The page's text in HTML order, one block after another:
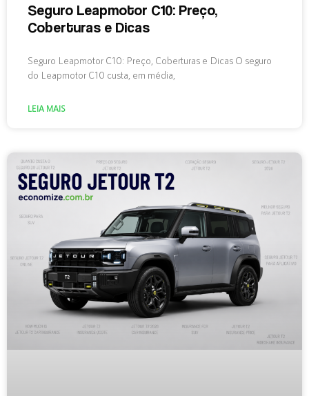
Seguro Leapmotor C10: Preço,
Coberturas e Dicas
Seguro Leapmotor C10: Preço, Coberturas e Dicas O seguro
do Leapmotor C10 custa, em média,
LEIA MAIS